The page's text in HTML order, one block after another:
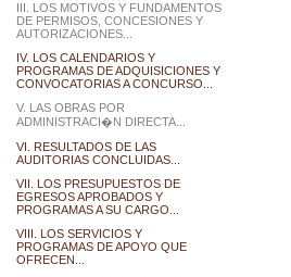
III. LOS MOTIVOS Y FUNDAMENTOS
DE PERMISOS, CONCESIONES Y
AUTORIZACIONES...
IV. LOS CALENDARIOS Y
PROGRAMAS DE ADQUISICIONES Y
CONVOCATORIAS A CONCURSO...
V. LAS OBRAS POR
ADMINISTRACI�N DIRECTA...
VI. RESULTADOS DE LAS
AUDITORIAS CONCLUIDAS...
VII. LOS PRESUPUESTOS DE
EGRESOS APROBADOS Y
PROGRAMAS A SU CARGO...
VIII. LOS SERVICIOS Y
PROGRAMAS DE APOYO QUE
OFRECEN...